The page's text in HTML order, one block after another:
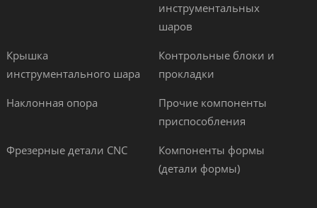
инструментальных
шаров
Крышка
инструментального шара
Контрольные блоки и
прокладки
Наклонная опора
Прочие компоненты
приспособления
Фрезерные детали CNC
Компоненты формы
(детали формы)